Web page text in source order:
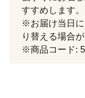
すすめします。
※お届け当日に
り替える場合
※商品コード: